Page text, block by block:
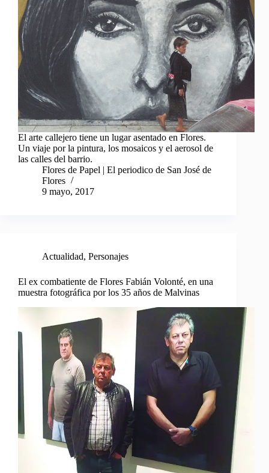
El arte callejero tiene un lugar asentado en Flores.
Un viaje por la pintura, los mosaicos y el aerosol de
las calles del barrio.
Flores de Papel | El periodico de San José de
Flores
9 mayo, 2017
Actualidad, Personajes
El ex combatiente de Flores Fabián Volonté, en una
muestra fotográfica por los 35 años de Malvinas